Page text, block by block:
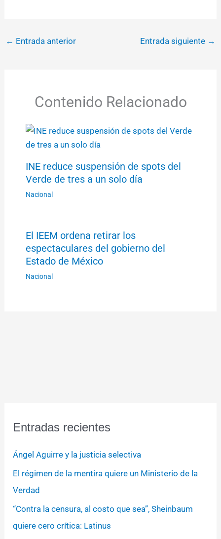
← Entrada anterior Entrada siguiente →
Contenido Relacionado
INE reduce suspensión de spots del
Verde de tres a un solo día
Nacional
El IEEM ordena retirar los
espectaculares del gobierno del
Estado de México
Nacional
Entradas recientes
Ángel Aguirre y la justicia selectiva
El régimen de la mentira quiere un Ministerio de la
Verdad
“Contra la censura, al costo que sea”, Sheinbaum
quiere cero crítica: Latinus